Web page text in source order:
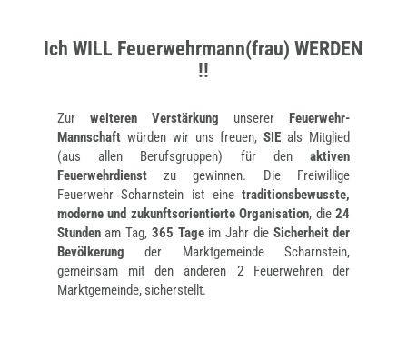
Ich WILL Feuerwehrmann(frau) WERDEN
!!
Zur weiteren Verstärkung unsererFeuerwehr-
Mannschaftwürden wir uns freuen,SIE als Mitglied
(aus allen Berufsgruppen) für denaktiven
Feuerwehrdienstzu gewinnen. Die Freiwillige
Feuerwehr Scharnstein ist einetraditionsbewusste,
moderne und zukunftsorientierte Organisation, die24
Stundenam Tag, 365 Tageim Jahr die Sicherheit der
Bevölkerung der Marktgemeinde Scharnstein,
gemeinsam mit den anderen 2 Feuerwehren der
Marktgemeinde, sicherstellt.